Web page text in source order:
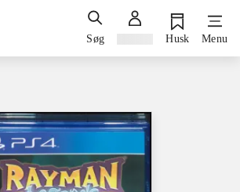
Søg Husk Menu